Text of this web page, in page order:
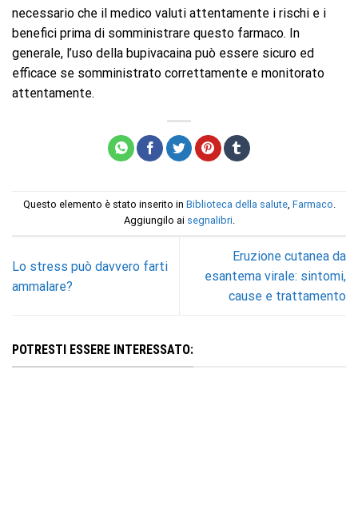
necessario che il medico valuti attentamente i rischi e i
benefici prima di somministrare questo farmaco. In
generale, l’uso della bupivacaina può essere sicuro ed
efficace se somministrato correttamente e monitorato
attentamente.
Questo elemento è stato inserito in Biblioteca della salute, Farmaco.
Aggiungilo ai segnalibri.
Lo stress può davvero farti
ammalare?
Eruzione cutanea da
esantema virale: sintomi,
cause e trattamento
POTRESTI ESSERE INTERESSATO: